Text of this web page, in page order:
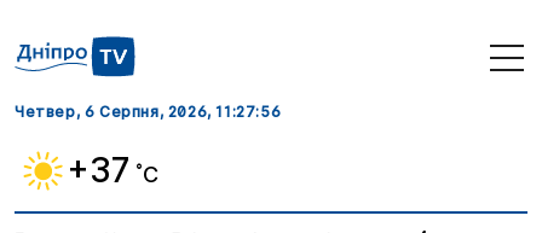
Четвер, 6 Серпня, 2026, 11:27:57
+37 ˚C